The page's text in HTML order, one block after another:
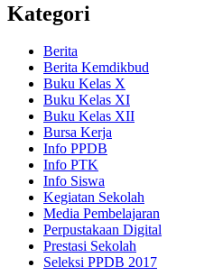
Kategori
Berita
Berita Kemdikbud
Buku Kelas X
Buku Kelas XI
Buku Kelas XII
Bursa Kerja
Info PPDB
Info PTK
Info Siswa
Kegiatan Sekolah
Media Pembelajaran
Perpustakaan Digital
Prestasi Sekolah
Seleksi PPDB 2017